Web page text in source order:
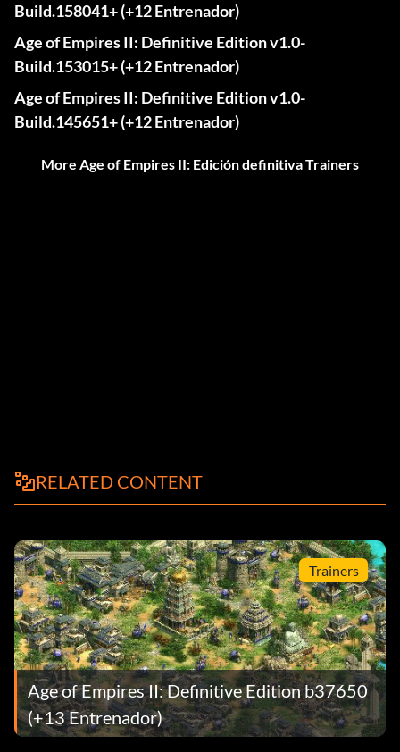
Build.158041+ (+12 Entrenador)
Age of Empires II: Definitive Edition v1.0-
Build.153015+ (+12 Entrenador)
Age of Empires II: Definitive Edition v1.0-
Build.145651+ (+12 Entrenador)
More Age of Empires II: Edición definitiva Trainers
RELATED CONTENT
Trainers
Age of Empires II: Definitive Edition b37650
(+13 Entrenador)